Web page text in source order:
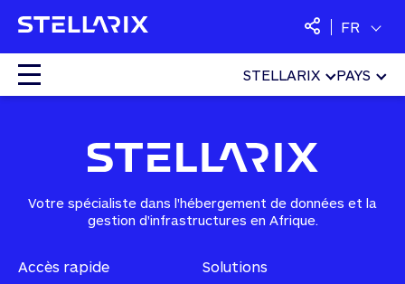
FR
Services managés
Sécurité
STELLARIX PAYS
Home
Votre spécialiste dans l'hébergement de données et la
gestion d'infrastructures en Afrique.
Accès rapide Solutions